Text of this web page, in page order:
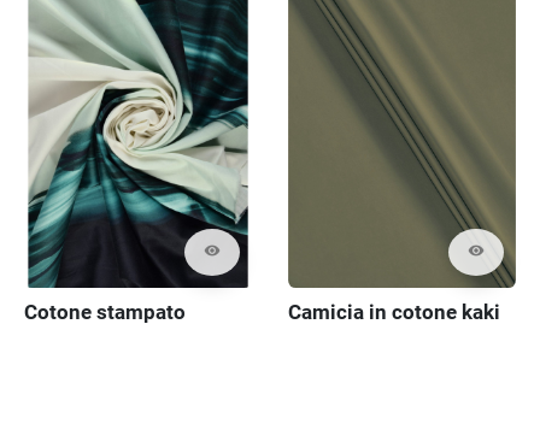
visibility
Cotone stampato
visibility
Camicia in cotone kaki